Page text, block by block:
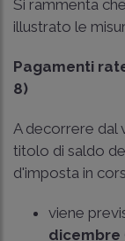
Si rammenta
illustrato le
Pagamenti
8)
A decorrere dal
titolo di saldo
d'imposta in
viene
dicembre